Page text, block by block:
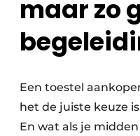
maar zo
Een toestel
het de juiste keuze
En wat als je